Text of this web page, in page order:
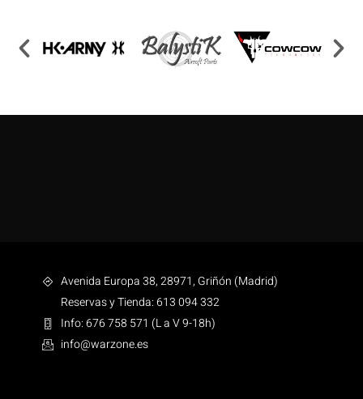
Avenida Europa 38, 28971, Griñón (Madrid)
Reservas y Tienda: 613 094 332
Info: 676 758 571 (L a V 9-18h)
info@warzone.es